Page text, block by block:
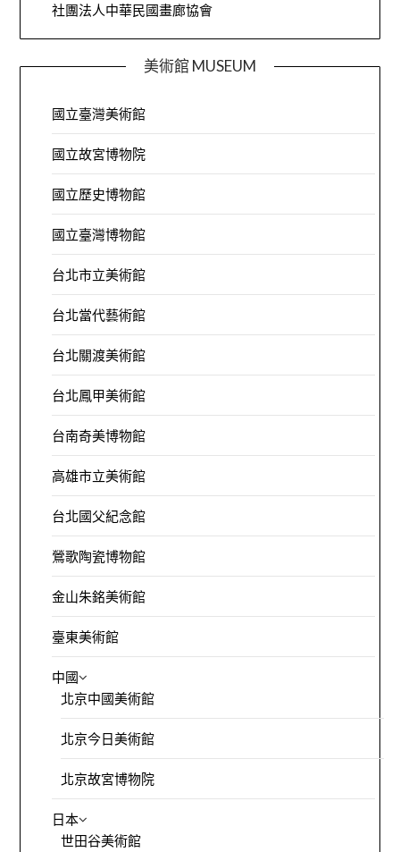
社團法人中華民國畫廊協會
美術館 MUSEUM
國立臺灣美術館
國立故宮博物院
國立歷史博物館
國立臺灣博物館
台北市立美術館
台北當代藝術館
台北關渡美術館
台北鳳甲美術館
台南奇美博物館
高雄市立美術館
台北國父紀念館
鶯歌陶瓷博物館
金山朱銘美術館
臺東美術館
中國
北京中國美術館
北京今日美術館
北京故宮博物院
日本
世田谷美術館